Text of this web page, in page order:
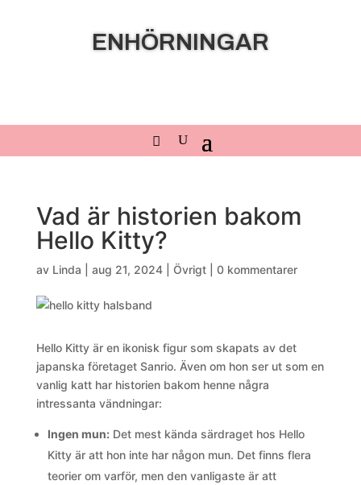
ENHÖRNINGAR
Vad är historien bakom
Hello Kitty?
av Linda aug 21, 2024| Övrigt| 0 kommentarer
Hello Kitty är en ikonisk figur som skapats av det
japanska företaget Sanrio. Även om hon ser ut som en
vanlig katt har historien bakom henne några
intressanta vändningar:
Ingen mun:Det mest kända särdraget hos Hello
Kitty är att hon inte har någon mun. Det finns flera
teorier om varför, men den vanligaste är att